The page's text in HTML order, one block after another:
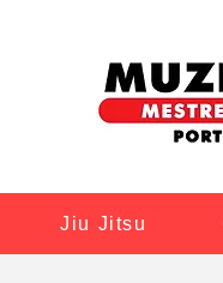
Jiu Jitsu